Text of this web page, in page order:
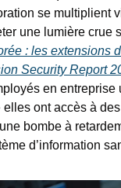
se multiplient
une lumière crue
: les extensions
Security Report
en
elles ont accès à
bombe à
d’information